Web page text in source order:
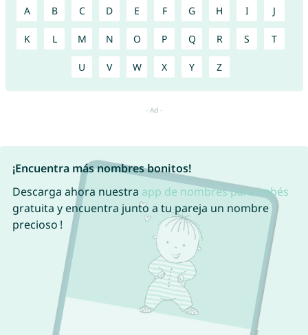
A B C D E F G H I J
K L M N O P Q R S T
U V W X Y Z
¡Encuentra más nombres bonitos!
Descarga ahora nuestra app de nombres para bebés
gratuita y encuentra junto a tu pareja un nombre
precioso !